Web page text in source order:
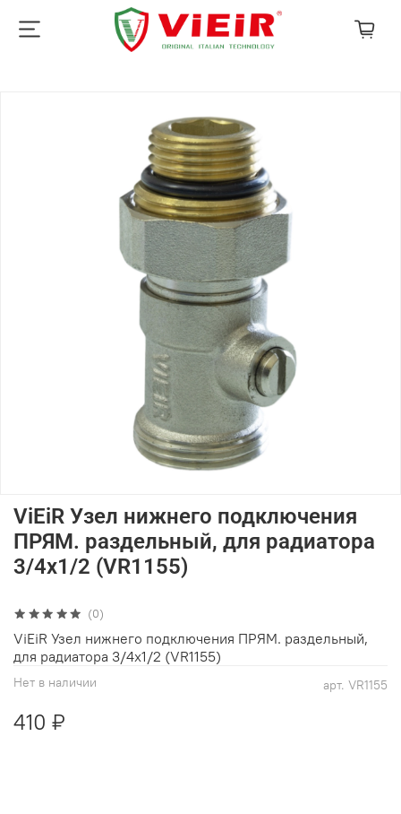
(0)
арт. VR1155
Нет в наличии
ViEiR Узел нижнего подключения
ПРЯМ. раздельный, для радиатора
3/4х1/2 (VR1155)
410 ₽
ViEiR Узел нижнего подключения ПРЯМ. раздельный,
для радиатора 3/4х1/2 (VR1155)